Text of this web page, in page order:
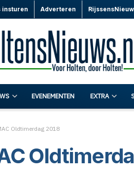
insturen Adverteren
EVENEMENTEN EXTRA
Oldtimerdag 2018